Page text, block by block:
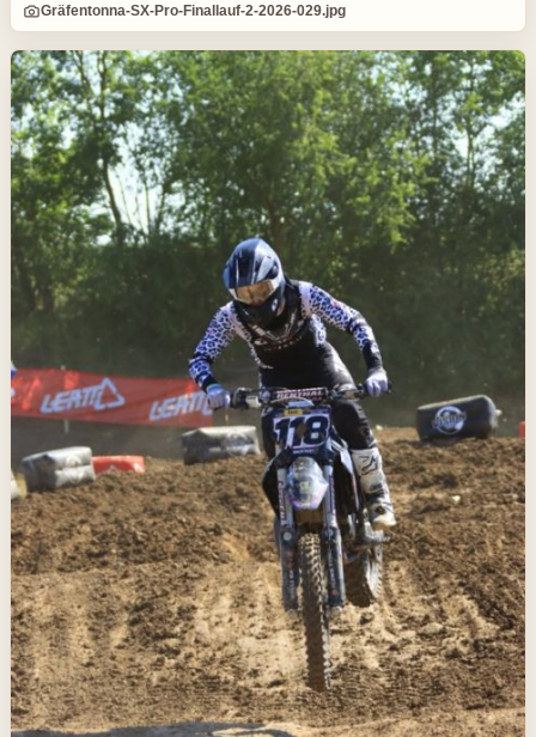
Gräfentonna-SX-Pro-Finallauf-2-2026-029.jpg